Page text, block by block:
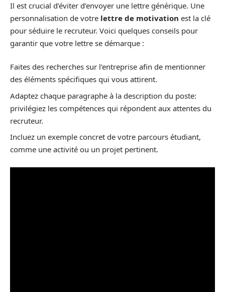
Il est crucial d’éviter d’envoyer une lettre générique. Une
personnalisation de votre lettre de motivation est la clé
pour séduire le recruteur. Voici quelques conseils pour
garantir que votre lettre se démarque :
Faites des recherches sur l’entreprise afin de mentionner
des éléments spécifiques qui vous attirent.
Adaptez chaque paragraphe à la description du poste:
privilégiez les compétences qui répondent aux attentes du
recruteur.
Incluez un exemple concret de votre parcours étudiant,
comme une activité ou un projet pertinent.